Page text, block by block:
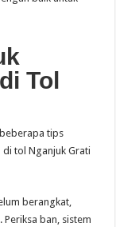
Tol
tips
tol Nganjuk Grati
berangkat,
ban, sistem